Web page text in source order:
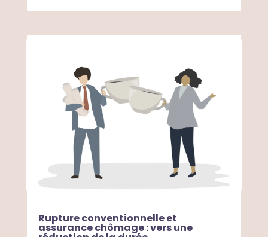
Rupture conventionnelle et
assurance chômage : vers une